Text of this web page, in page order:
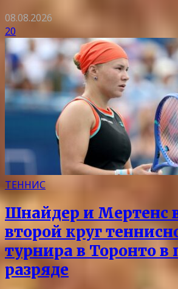
08.08.2026
20
ТЕННИС
Шнайдер и Мертенс
второй круг
турнира в Торонто в
разряде